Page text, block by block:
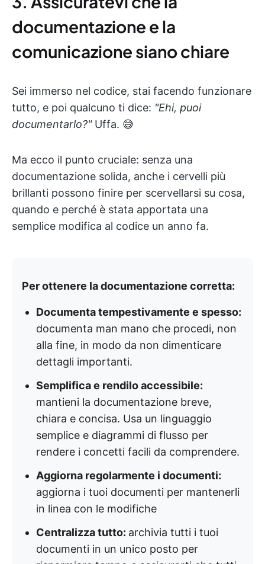
documentazione e la
comunicazione siano chiare
Sei immerso nel codice, stai facendo funzionare
tutto, e poi qualcuno ti dice: "Ehi, puoi
documentarlo?"Uffa. 😅
Ma ecco il punto cruciale: senza una
documentazione solida, anche i cervelli più
brillanti possono finire per scervellarsi su cosa,
quando e perché è stata apportata una
semplice modifica al codice un anno fa.
Per ottenere la documentazione corretta:
Documenta tempestivamente e spesso:
documenta man mano che procedi, non
alla fine, in modo da non dimenticare
dettagli importanti.
Semplifica e rendilo accessibile:
mantieni la documentazione breve,
chiara e concisa. Usa un linguaggio
semplice e diagrammi di flusso per
rendere i concetti facili da comprendere.
Aggiorna regolarmente i documenti:
aggiorna i tuoi documenti per mantenerli
in linea con le modifiche
Centralizza tutto: archivia tutti i tuoi
documenti in un unico posto per